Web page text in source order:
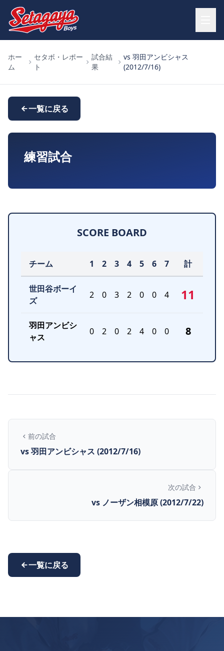
ホー
ム
セタボ・レポー
ト
試合結
果
vs 羽田アンビシャス
(2012/7/16)
一覧に戻る
練習試合
SCORE BOARD
チーム 1 2 3 4 5 6 7 計
世田谷ボーイ
ズ
2 0 3 2 0 0 4 11
羽田アンビシ
ャス
0 2 0 2 4 0 0 8
前の試合
vs 羽田アンビシャス (2012/7/16)
次の試合
vs ノーザン相模原 (2012/7/22)
一覧に戻る